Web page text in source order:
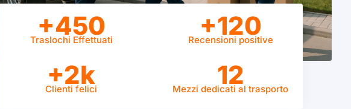
+450
Traslochi Effettuati +120
Recensioni positive
+2k
Clienti felici 12
Mezzi dedicati al trasporto